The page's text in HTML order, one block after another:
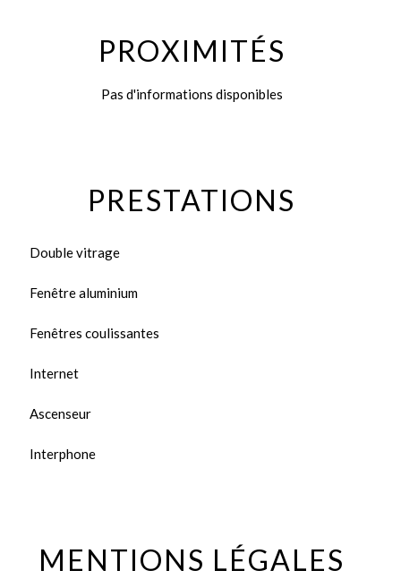
PROXIMITÉS
Pas d'informations disponibles
PRESTATIONS
Double vitrage
Fenêtre aluminium
Fenêtres coulissantes
Internet
Ascenseur
Interphone
MENTIONS LÉGALES